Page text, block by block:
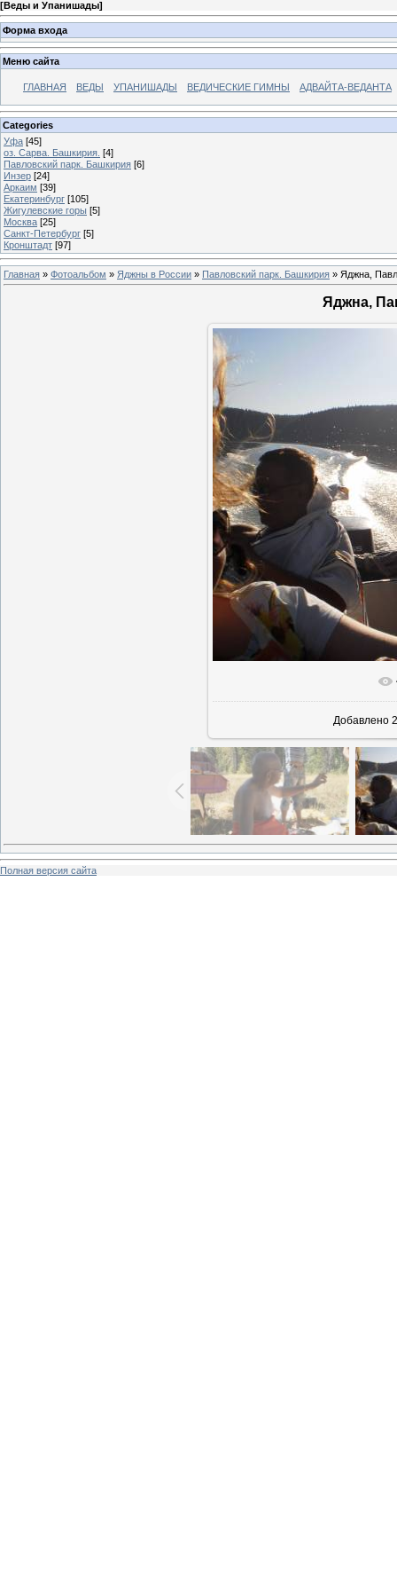
[Веды и Упанишады]
Форма входа
Меню сайта
ГЛАВНАЯ ВЕДЫ УПАНИШАДЫ ВЕДИЧЕСКИЕ ГИМНЫ АДВАЙТА-ВЕДАНТА
Categories
Уфа [45]
оз. Сарва. Башкирия. [4]
Павловский парк. Башкирия [6]
Инзер [24]
Аркаим [39]
Екатеринбург [105]
Жигулевские горы [5]
Москва [25]
Санкт-Петербург [5]
Кронштадт [97]
Главная » Фотоальбом » Яджны в России » Павловский парк. Башкирия » Яджна,
Яджна,
В
Добавлено
Полная версия сайта